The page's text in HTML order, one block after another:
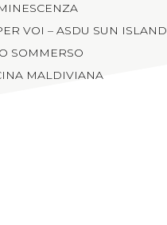
VOI – ASDU SUN ISLAND
SOMMERSO
MALDIVIANA